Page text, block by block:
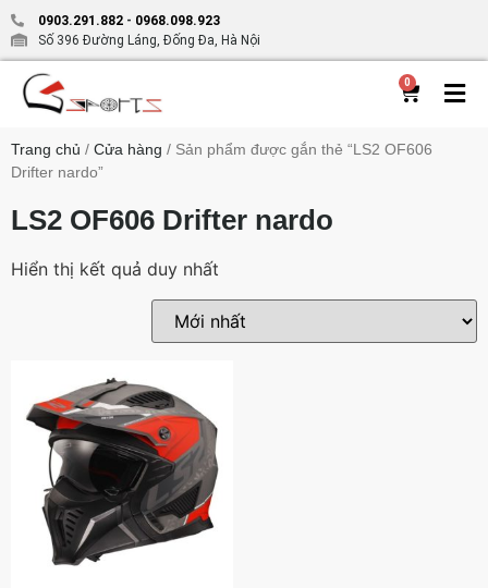
0903.291.882 - 0968.098.923
Số 396 Đường Láng, Đống Đa, Hà Nội
0
Trang chủ / Cửa hàng / Sản phẩm được gắn thẻ “LS2 OF606
Drifter nardo”
LS2 OF606 Drifter nardo
Hiển thị kết quả duy nhất